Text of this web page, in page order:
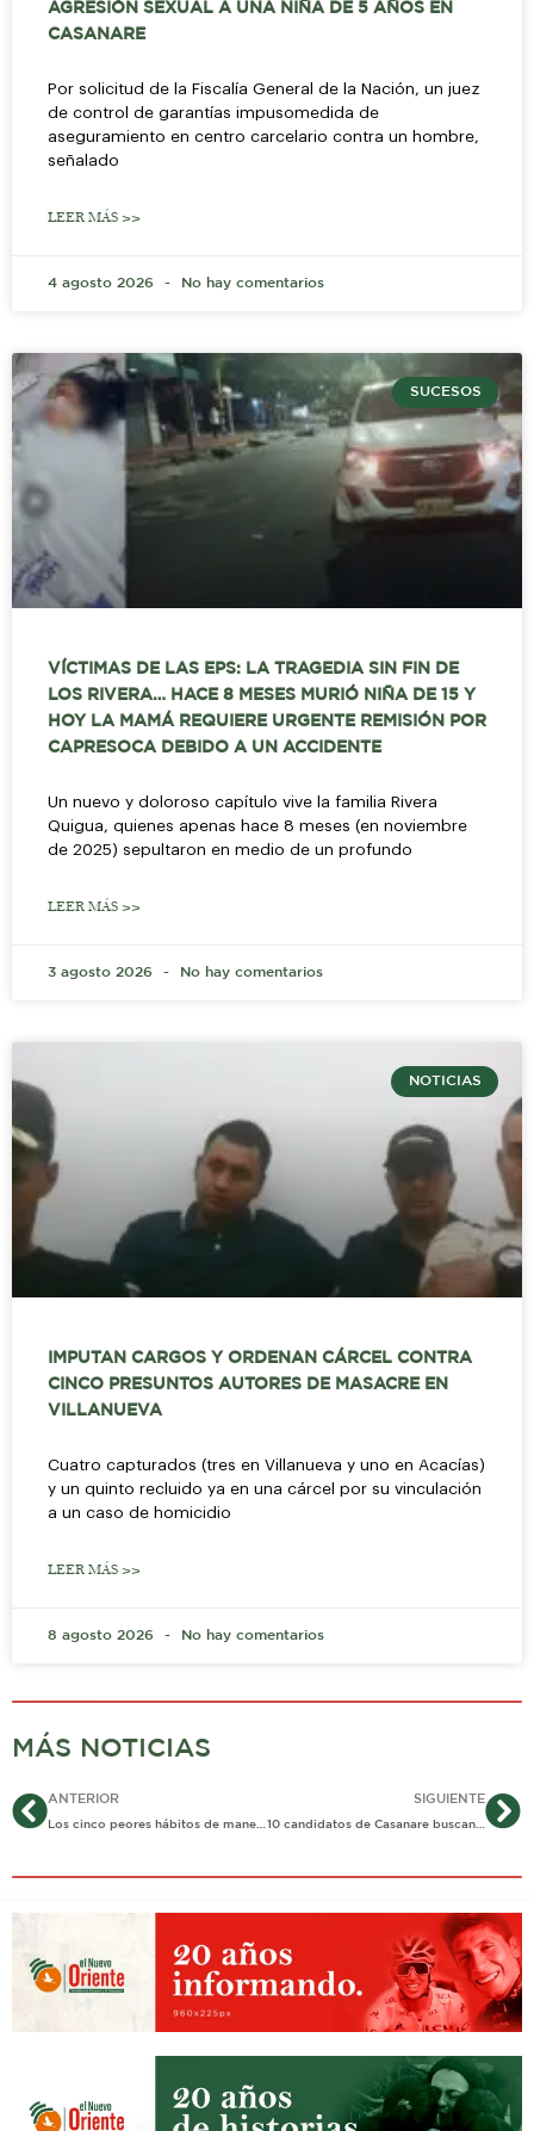
AGRESIÓN SEXUAL A UNA NIÑA DE 5 AÑOS EN
CASANARE
Por solicitud de la Fiscalía General de la Nación, un juez
de control de garantías impusomedida de
aseguramiento en centro carcelario contra un hombre,
señalado
LEER MÁS >>
4 agosto 2026 No hay comentarios
SUCESOS
VÍCTIMAS DE LAS EPS: LA TRAGEDIA SIN FIN DE
LOS RIVERA… HACE 8 MESES MURIÓ NIÑA DE 15 Y
HOY LA MAMÁ REQUIERE URGENTE REMISIÓN POR
CAPRESOCA DEBIDO A UN ACCIDENTE
Un nuevo y doloroso capítulo vive la familia Rivera
Quigua, quienes apenas hace 8 meses (en noviembre
de 2025) sepultaron en medio de un profundo
LEER MÁS >>
3 agosto 2026 No hay comentarios
NOTICIAS
IMPUTAN CARGOS Y ORDENAN CÁRCEL CONTRA
CINCO PRESUNTOS AUTORES DE MASACRE EN
VILLANUEVA
Cuatro capturados (tres en Villanueva y uno en Acacías)
y un quinto recluido ya en una cárcel por su vinculación
a un caso de homicidio
LEER MÁS >>
8 agosto 2026 No hay comentarios
MÁS NOTICIAS
AntANTERIOR
Los cinco peores hábitos de manejo que los colombianos deberían dejar en 2025
SIGUIENTE
10 candidatos de Casanare buscan cupo en el Senado en las próximas elecciones